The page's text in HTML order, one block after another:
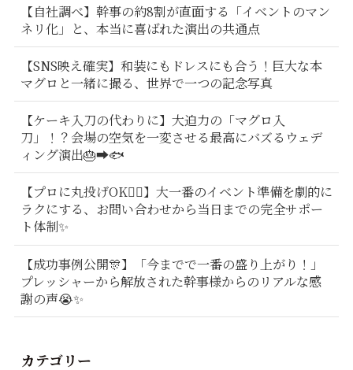
【自社調べ】幹事の約8割が直面する「イベントのマン
ネリ化」と、本当に喜ばれた演出の共通点
【SNS映え確実】和装にもドレスにも合う！巨大な本
マグロと一緒に撮る、世界で一つの記念写真
【ケーキ入刀の代わりに】大迫力の「マグロ入
刀」！？会場の空気を一変させる最高にバズるウェデ
ィング演出🎂➡️🐟
【プロに丸投げOK🙆‍♂️】大一番のイベント準備を劇的に
ラクにする、お問い合わせから当日までの完全サポー
ト体制✨
【成功事例公開🎊】「今までで一番の盛り上がり！」
プレッシャーから解放された幹事様からのリアルな感
謝の声😭✨
カテゴリー